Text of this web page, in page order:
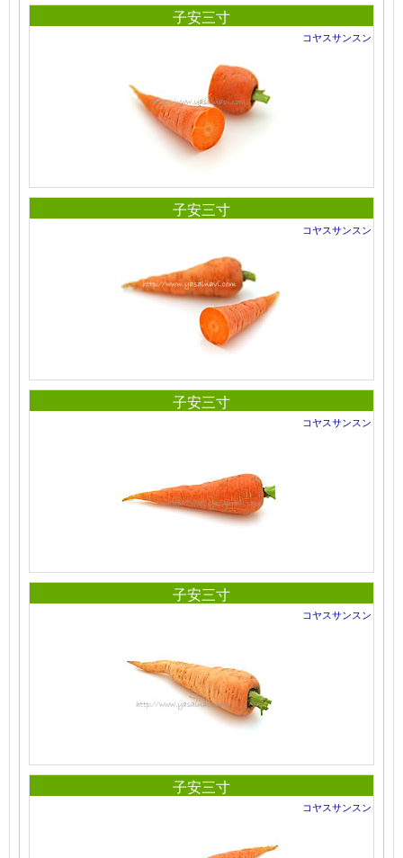
子安三寸
コヤスサンスン
子安三寸
コヤスサンスン
子安三寸
コヤスサンスン
子安三寸
コヤスサンスン
子安三寸
コヤスサンスン